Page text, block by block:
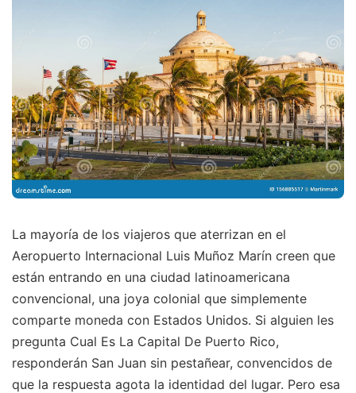
La mayoría de los viajeros que aterrizan en el
Aeropuerto Internacional Luis Muñoz Marín creen que
están entrando en una ciudad latinoamericana
convencional, una joya colonial que simplemente
comparte moneda con Estados Unidos. Si alguien les
pregunta Cual Es La Capital De Puerto Rico,
responderán San Juan sin pestañear, convencidos de
que la respuesta agota la identidad del lugar. Pero esa